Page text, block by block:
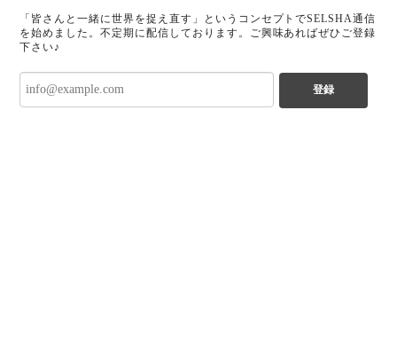
「皆さんと一緒に世界を捉え直す」というコンセプトでSELSHA通信
を始めました。不定期に配信しております。ご興味あればぜひご登録
下さい♪
登録